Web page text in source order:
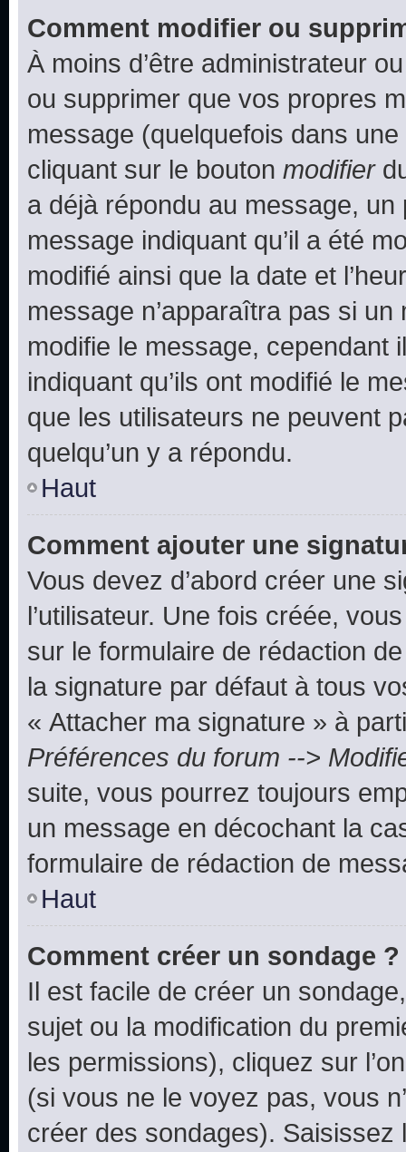
Comment modifier ou
À moins d’être administrateur
ou supprimer que vos propres
message (quelquefois dans
cliquant sur le bouton modifier
a déjà répondu au message, un
message indiquant qu’il a été
modifié ainsi que la date et
message n’apparaîtra pas si
modifie le message, cependant
indiquant qu’ils ont modifié le
que les utilisateurs ne peuvent
quelqu’un y a répondu.
Haut
Comment ajouter une
Vous devez d’abord créer une
l’utilisateur. Une fois créée,
sur le formulaire de rédaction
la signature par défaut à tous
« Attacher ma signature » à
Préférences du forum -->
suite, vous pourrez toujours
un message en décochant la
formulaire de rédaction de
Haut
Comment créer un sondage ?
Il est facile de créer un
sujet ou la modification du
les permissions), cliquez sur
(si vous ne le voyez pas, vous
créer des sondages).